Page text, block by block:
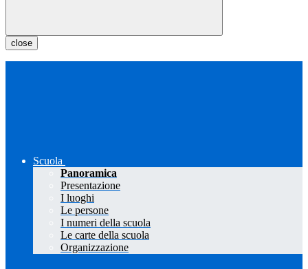
close
Scuola
Panoramica
Presentazione
I luoghi
Le persone
I numeri della scuola
Le carte della scuola
Organizzazione